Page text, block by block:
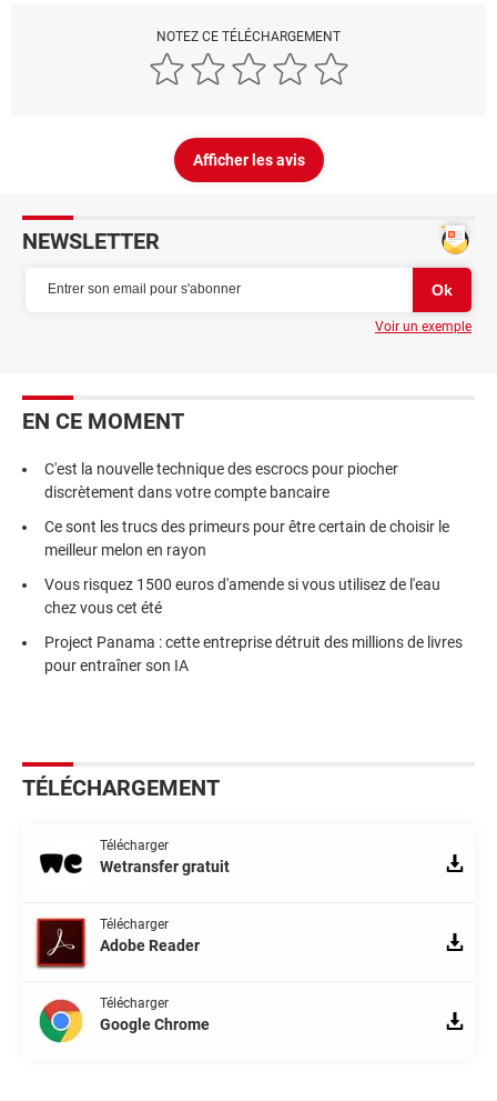
NOTEZ CE TÉLÉCHARGEMENT
Afficher les avis
NEWSLETTER
Voir un exemple
EN CE MOMENT
C'est la nouvelle technique des escrocs pour piocher
discrètement dans votre compte bancaire
Ce sont les trucs des primeurs pour être certain de choisir le
meilleur melon en rayon
Vous risquez 1500 euros d'amende si vous utilisez de l'eau
chez vous cet été
Project Panama : cette entreprise détruit des millions de livres
pour entraîner son IA
TÉLÉCHARGEMENT
Télécharger
Wetransfer gratuit
Télécharger
Adobe Reader
Télécharger
Google Chrome